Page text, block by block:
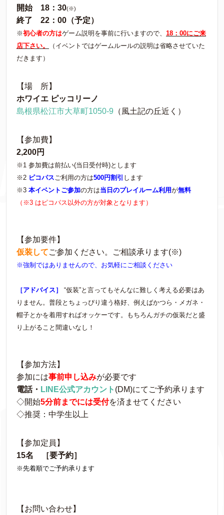
開始 18：30(※)
終了 22：00（予定）
※初心者の方はゲーム説明を事前に行いますので、 18：00にご来
店下さい。
（イベントではゲームルールの説明は省略させていた
だきます）
【場 所】
ホワイエ ピッコリーノ
島根県松江市大草町1050-9 （風土記の丘近く）
【参加費】
2,200円
※1 参加費は前払い(当日受付時)とします
※2 ピコパス ご利用の方は500円割引 します
※3 本イベントご参加の方は当日のプレイルーム利用が無料
（※3 はピコパス以外の方が対象となります）
【参加要件】
仮装してご参加ください。ご相談承ります(※)
※強制ではありませんので、お気軽にご相談ください
［アドバイス］ “仮装”と言ってもそんなに難しく考える必要はあ
りません。普段とちょっぴり違う格好、例えばかつら・メガネ・
帽子とかを着用すればオッケーです。もちろんガチの仮装だと盛
り上がること間違いなし！
【参加方法】
参加には事前申し込みが必要です
電話・ LINE公式アカウント (DM)にてご予約承ります
◇開始5分前までには受付を済ませてください
◇推奨：中学生以上
【参加定員】
15名 ［要予約］
※先着順でご予約承ります
【お問い合わせ】